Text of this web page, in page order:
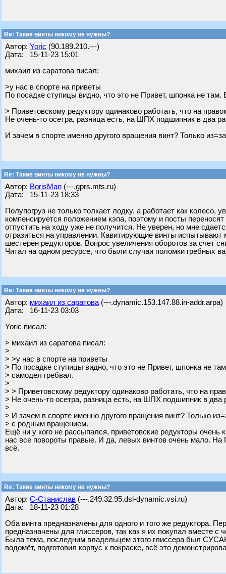
Re: Такие винты никому не нужны?
Автор: Yoric (90.189.210.---)
Дата: 15-11-23 15:01
михаил из саратова писал:
>у нас в спорте на приветы
По посадке ступицы видно, что это не Привет, шпонка не
> Приветовскому редуктору одинаково работать, что на
Не очень-то осетра, разница есть, на ШПХ подшипник в два
И зачем в спорте именно другого вращения винт? Только
Re: Такие винты никому не нужны?
Автор: BorisMan (---.gprs.mts.ru)
Дата: 15-11-23 18:33
Полупогруз не только толкает лодку, а работает как колесо,
компенсируется положением кэпа, поэтому и посты
отпустить на ходу уже не получится. Не уверен, но мне
отразиться на управлении. Кавитирующие винты
шестерен редукторов. Вопрос увеличения оборотов за счет
Читал на одном ресурсе, что были случаи поломки гребных
Re: Такие винты никому не нужны?
Автор: михаил из саратова (---.dynamic.153.147.88.in-addr.arpa)
Дата: 16-11-23 03:03
Yoric писал:
> михаил из саратова писал:
>
> >у нас в спорте на приветы
> По посадке ступицы видно, что это не Привет, шпонка не
> самодел гребвал.
>
> > Приветовскому редуктору одинаково работать, что на
> Не очень-то осетра, разница есть, на ШПХ подшипник в
>
> И зачем в спорте именно другого вращения винт? Только
> с родным вращением.
Ещё ни у кого не рассыпался, приветовские редукторы
нас все повороты правые. И да, левых винтов очень мало. На
всё.
Re: Такие винты никому не нужны?
Автор: С-Станислав (---.249.32.95.dsl-dynamic.vsi.ru)
Дата: 18-11-23 01:28
Оба винта предназначены для одного и того же редуктора.
предназначены для глиссеров, так как я их покупал вместе
Была тема, последним владельцем этого глиссера был
водомёт, подготовил корпус к покраске, всё это